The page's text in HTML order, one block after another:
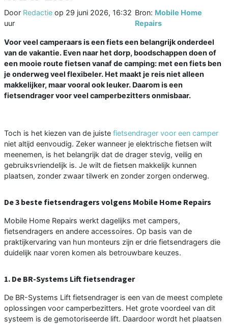
Door Redactie op 29 juni 2026, 16:32
uur
Bron: Mobile Home
Repairs
Voor veel camperaars is een fiets een belangrijk onderdeel
van de vakantie. Even naar het dorp, boodschappen doen of
een mooie route fietsen vanaf de camping: met een fiets ben
je onderweg veel flexibeler. Het maakt je reis niet alleen
makkelijker, maar vooral ook leuker. Daarom is een
fietsendrager voor veel camperbezitters onmisbaar.
Toch is het kiezen van de juiste fietsendrager voor een camper
niet altijd eenvoudig. Zeker wanneer je elektrische fietsen wilt
meenemen, is het belangrijk dat de drager stevig, veilig en
gebruiksvriendelijk is. Je wilt de fietsen makkelijk kunnen
plaatsen, zonder zwaar tilwerk en zonder zorgen onderweg.
De 3 beste fietsendragers volgens Mobile Home Repairs
Mobile Home Repairs werkt dagelijks met campers,
fietsendragers en andere accessoires. Op basis van de
praktijkervaring van hun monteurs zijn er drie fietsendragers die
duidelijk naar voren komen als betrouwbare keuzes.
1. De BR-Systems Lift fietsendrager
De BR-Systems Lift fietsendrager is een van de meest complete
oplossingen voor camperbezitters. Het grote voordeel van dit
systeem is de gemotoriseerde lift. Daardoor wordt het plaatsen